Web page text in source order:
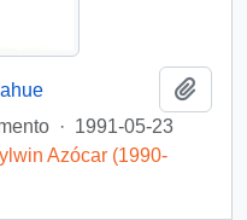
· 1991-05-23
Azócar (1990-